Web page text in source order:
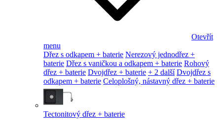
Otevřít
menu
Dřez s odkapem + baterie Nerezový jednodřez +
baterie Dřez s vaničkou a odkapem + baterie Rohový
dřez + baterie Dvojdřez + baterie + 2 další Dvojdřez s
odkapem + baterie Celoplošný, nástavný dřez + baterie
Tectonitový dřez + baterie